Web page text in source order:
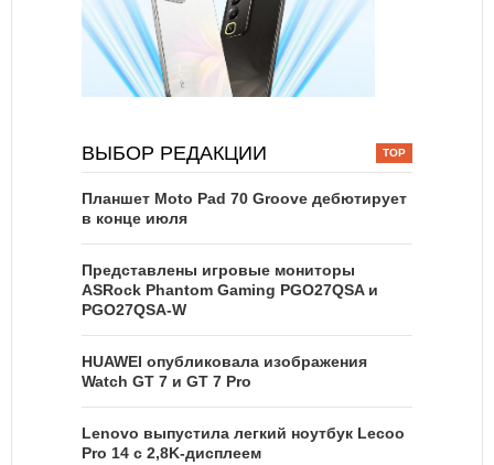
ВЫБОР РЕДАКЦИИ
Планшет Moto Pad 70 Groove дебютирует
в конце июля
Представлены игровые мониторы
ASRock Phantom Gaming PGO27QSA и
PGO27QSA-W
HUAWEI опубликовала изображения
Watch GT 7 и GT 7 Pro
Lenovo выпустила легкий ноутбук Lecoo
Pro 14 с 2,8K-дисплеем